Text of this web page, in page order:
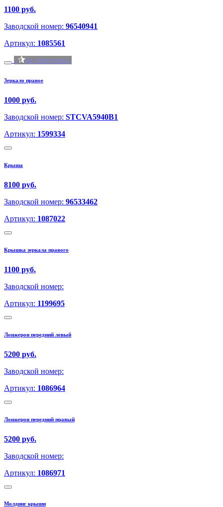
1100 руб.
Заводской номер: 96540941
Артикул: 1085561
не оригинал
Зеркало правое
1000 руб.
Заводской номер: STCVA5940B1
Артикул: 1599334
Крыша
8100 руб.
Заводской номер: 96533462
Артикул: 1087022
Крышка зеркала правого
1100 руб.
Заводской номер:
Артикул: 1199695
Лонжерон передний левый
5200 руб.
Заводской номер:
Артикул: 1086964
Лонжерон передний правый
5200 руб.
Заводской номер:
Артикул: 1086971
Молдинг крыши